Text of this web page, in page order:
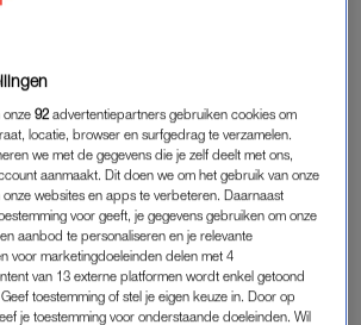
me eerst eigenlijk leek – voelde altijd al
door de vrijheid en rust die het me
bij haar vorige werkgever kreeg ze de
vakgebieden te ontdekken. “Ik draaide
verschillende teams, waaronder
affairs en projectmanagement.” En
stuk nieuwe thema’s voor Sarah. “Het was
comfortzone te stappen, maar daardoor
me past.”
onze92 advertentiepartners gebruiken cookies om
locatie, browser en surfgedrag te verzamelen.
we met de gegevens die je zelf deelt met ons,
aanmaakt. Dit doen we om het gebruik van onze
websites en apps te verbeteren. Daarnaast
voor geeft, je gegevens gebruiken om onze
aanbod te personaliseren en je relevante
voor marketingdoeleinden delen met 4
van 13 externe platformen wordt enkel getoond
toestemming of stel je eigen keuze in. Door op
je toestemming voor onderstaande doeleinden. Wil